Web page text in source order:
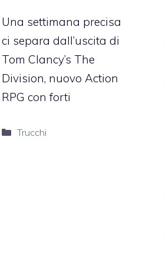
Una settimana precisa
ci separa dall’uscita di
Tom Clancy’s The
Division, nuovo Action
RPG con forti
Categorie
Trucchi